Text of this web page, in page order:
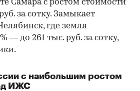
Самара с ростом стоимости
за сотку. Замыкает
где земля
— до 261 тыс. руб. за сотку,
с наибольшим ростом
ИЖС